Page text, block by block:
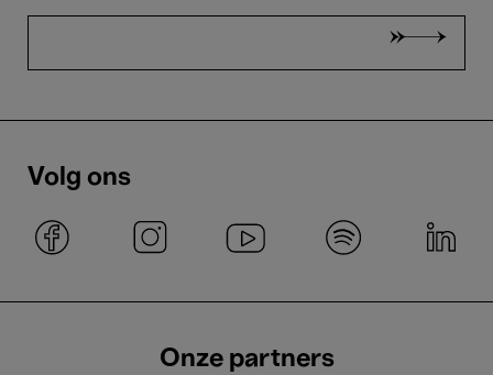
Volg ons
Onze partners